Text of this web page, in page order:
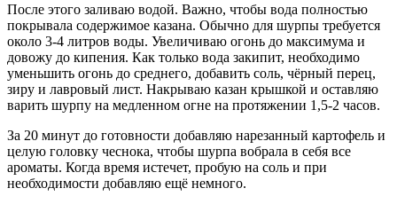
После этого заливаю водой. Важно, чтобы вода полностью
покрывала содержимое казана. Обычно для шурпы требуется
около 3-4 литров воды. Увеличиваю огонь до максимума и
довожу до кипения. Как только вода закипит, необходимо
уменьшить огонь до среднего, добавить соль, чёрный перец,
зиру и лавровый лист. Накрываю казан крышкой и оставляю
варить шурпу на медленном огне на протяжении 1,5-2 часов.
За 20 минут до готовности добавляю нарезанный картофель и
целую головку чеснока, чтобы шурпа вобрала в себя все
ароматы. Когда время истечет, пробую на соль и при
необходимости добавляю ещё немного.